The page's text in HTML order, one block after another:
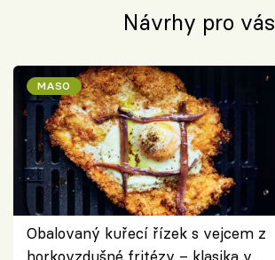
Návrhy pro vás
MASO
Obalovaný kuřecí řízek s vejcem z
horkovzdušné fritézy – klasika v